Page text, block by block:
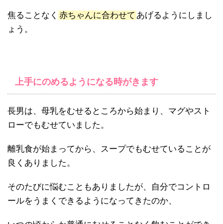
焦ることなく 赤ちゃんに合わせて あげるようにしまし
ょう。
上手にのめるようになる時がきます
長男は、母乳をむせるところから始まり、マグやスト
ローでもむせていました。
離乳食が始まってから、スープでもむせていることが
良くありました。
そのたびに悩むこともありましたが、自分でコントロ
ールをうまくできるようになってきたのか、